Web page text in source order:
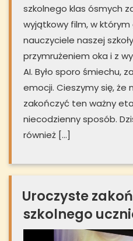
szkolnego klas ósmych
wyjątkowy film, w którym
nauczyciele naszej
przymrużeniem oka i z
AI. Było sporo śmiechu,
emocji. Cieszymy się, że
zakończyć ten ważny
niecodzienny sposób.
również […]
Uroczyste
szkolnego